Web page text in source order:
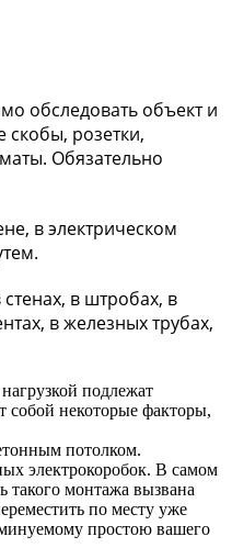
обследовать объект и
скобы, розетки,
Обязательно
в электрическом
в штробах, в
в железных трубах,
подлежат
некоторые факторы,
потолком.
электрокоробок. В самом
такого монтажа вызвана
по месту уже
простою вашего